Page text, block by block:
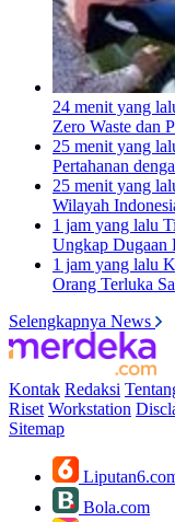
24 menit yang
Zero Waste dan
25 menit yang
Pertahanan
25 menit yang
Wilayah
1 jam yang lalu
Ungkap Dugaan
1 jam yang lalu
Orang Terluka
Selengkapnya News
Kontak Redaksi
Riset Workstation
Sitemap
Bola.com